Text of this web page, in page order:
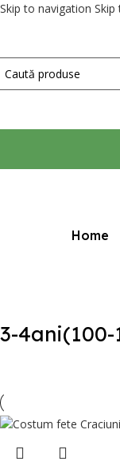
Skip to navigation
Home
3-